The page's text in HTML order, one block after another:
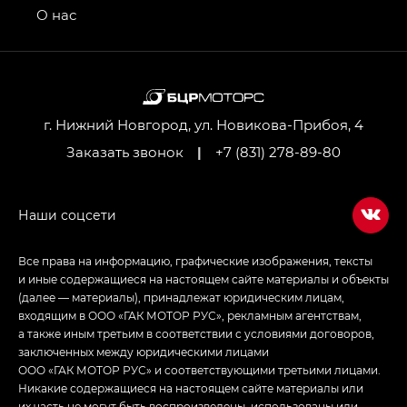
привод — GB AWD, Джи Эль Полный привод —
Джи Икс ПРЕМИУМ — GX PREMIUM, ЛАУНЖ —
LOUNGE
Empow — Эмпау (Empow) в комплектации
г. Нижний Новгород, ул. Новикова-Прибоя, 4
Заказать звонок
| +7 (831) 278-89-80
О нас
Все права на информацию, графические изображения, тексты
и иные содержащиеся на настоящем сайте материалы и объекты
(далее — материалы), принадлежат юридическим лицам,
входящим в ООО «ГАК МОТОР РУС», рекламным агентствам,
а также иным третьим в соответствии с условиями договоров,
заключенных между юридическими лицами
ООО «ГАК МОТОР РУС» и соответствующими третьими лицами.
Никакие содержащиеся на настоящем сайте материалы или